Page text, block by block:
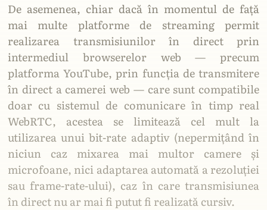
De asemenea, chiar dacă în momentul de față
mai multe platforme de streaming permit
realizarea transmisiunilor în direct prin
intermediul browserelor web — precum
platforma YouTube, prin funcția de transmitere
în direct a camerei web — care sunt compatibile
doar cu sistemul de comunicare în timp real
WebRTC, acestea se limitează cel mult la
utilizarea unui bit-rate adaptiv (nepermițând în
niciun caz mixarea mai multor camere și
microfoane, nici adaptarea automată a rezoluției
sau frame-rate-ului), caz în care transmisiunea
în direct nu ar mai fi putut fi realizată cursiv.